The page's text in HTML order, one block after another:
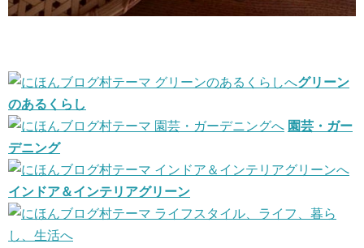
グリーン
のあるくらし
園芸・ガー
デニング
インドア＆インテリアグリーン